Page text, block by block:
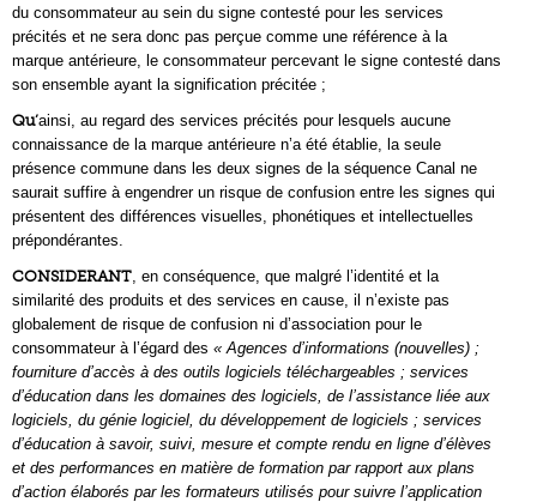
du consommateur au sein du signe contesté pour les services
précités et ne sera donc pas perçue comme une référence à la
marque antérieure, le consommateur percevant le signe contesté dans
son ensemble ayant la signification précitée ;
Qu’ainsi, au regard des services précités pour lesquels aucune
connaissance de la marque antérieure n’a été établie, la seule
présence commune dans les deux signes de la séquence Canal ne
saurait suffire à engendrer un risque de confusion entre les signes qui
présentent des différences visuelles, phonétiques et intellectuelles
prépondérantes.
CONSIDERANT, en conséquence, que malgré l’identité et la
similarité des produits et des services en cause, il n’existe pas
globalement de risque de confusion ni d’association pour le
consommateur à l’égard des « Agences d’informations (nouvelles) ;
fourniture d’accès à des outils logiciels téléchargeables ; services
d’éducation dans les domaines des logiciels, de l’assistance liée aux
logiciels, du génie logiciel, du développement de logiciels ; services
d’éducation à savoir, suivi, mesure et compte­ rendu en ligne d’élèves
et des performances en matière de formation par rapport aux plans
d’action élaborés par les formateurs utilisés pour suivre l’application